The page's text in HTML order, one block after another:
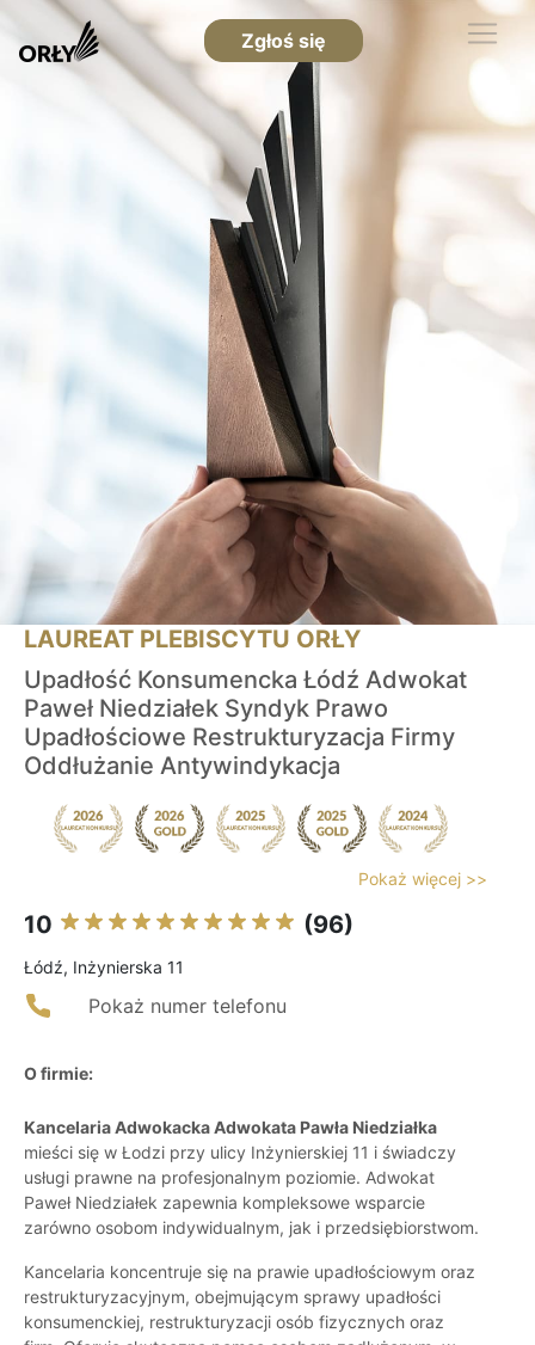
Zgłoś się
LAUREAT PLEBISCYTU ORŁY
Upadłość Konsumencka Łódź Adwokat
Paweł Niedziałek Syndyk Prawo
Upadłościowe Restrukturyzacja Firmy
Oddłużanie Antywindykacja
Pokaż więcej >>
10 (96)
Łódź, Inżynierska 11
Pokaż numer telefonu
O firmie:
Kancelaria Adwokacka Adwokata Pawła Niedziałka
mieści się w Łodzi przy ulicy Inżynierskiej 11 i świadczy
usługi prawne na profesjonalnym poziomie. Adwokat
Paweł Niedziałek zapewnia kompleksowe wsparcie
zarówno osobom indywidualnym, jak i przedsiębiorstwom.
Kancelaria koncentruje się na prawie upadłościowym oraz
restrukturyzacyjnym, obejmującym sprawy upadłości
konsumenckiej, restrukturyzacji osób fizycznych oraz